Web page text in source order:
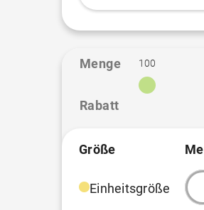
Menge
Rabatt
100
Größe
Einheitsgröße